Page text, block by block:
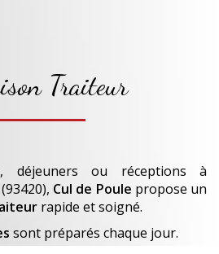
Traiteur
déjeuners ou réceptions à
, Cul de Poule propose un
rapide et soigné.
sont préparés chaque jour.